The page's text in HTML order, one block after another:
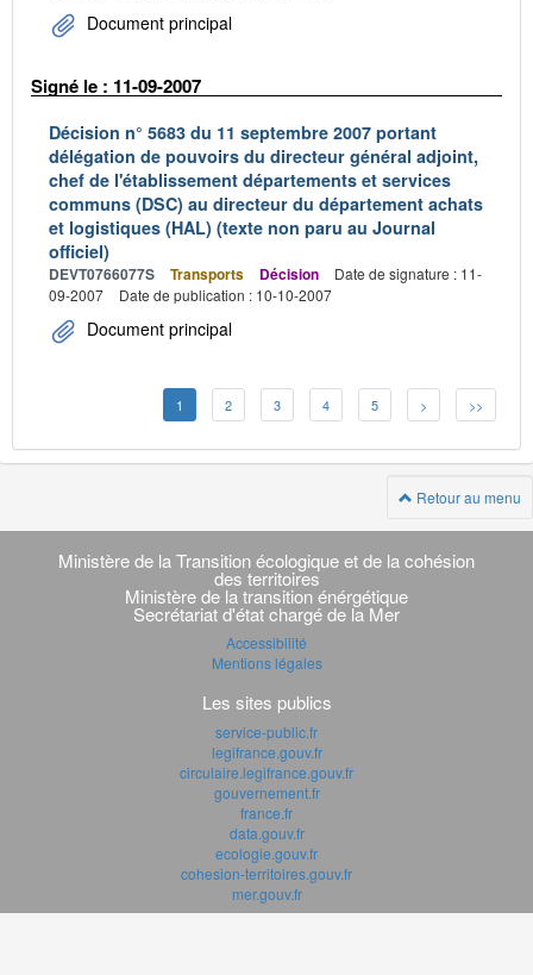
Document principal
Signé le : 11-09-2007
Décision n° 5683 du 11 septembre 2007 portant
délégation de pouvoirs du directeur général adjoint,
chef de l'établissement départements et services
communs (DSC) au directeur du département achats
et logistiques (HAL) (texte non paru au Journal
officiel)
DEVT0766077S Transports Décision
Date de signature : 11-
09-2007
Date de publication : 10-10-2007
Document principal
1 2 3 4 5 > >>
Retour au menu
Navigation
transverse
Ministère de la Transition écologique et de la cohésion
des territoires
Ministère de la transition énérgétique
Secrétariat d'état chargé de la Mer
Accessibilité
Mentions légales
Les sites publics
service-public.fr
legifrance.gouv.fr
circulaire.legifrance.gouv.fr
gouvernement.fr
france.fr
data.gouv.fr
ecologie.gouv.fr
cohesion-territoires.gouv.fr
mer.gouv.fr